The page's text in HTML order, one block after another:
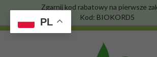
Zgarnij kod rabatowy na pierwsze
Kod: BIOKORD5
PL